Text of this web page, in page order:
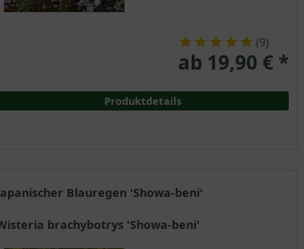
(9)
ab 19,90 € *
Produktdetails
Japanischer Blauregen 'Showa-beni'
Wisteria brachybotrys 'Showa-beni'